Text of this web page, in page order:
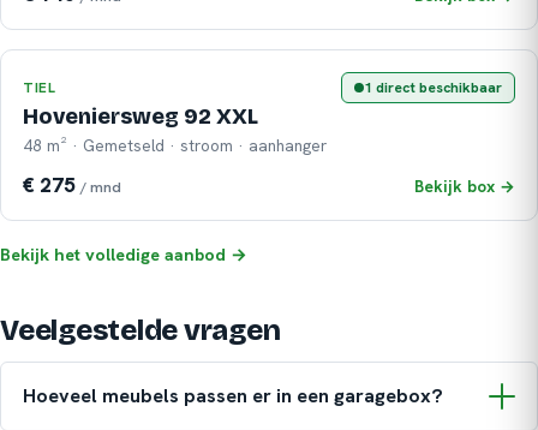
TIEL
Hoveniersweg 92 XXL
1 direct beschikbaar
48 m² · Gemetseld · stroom · aanhanger
€ 275 / mnd Bekijk box →
Bekijk het volledige aanbod →
Veelgestelde vragen
Hoeveel meubels passen er in een garagebox?